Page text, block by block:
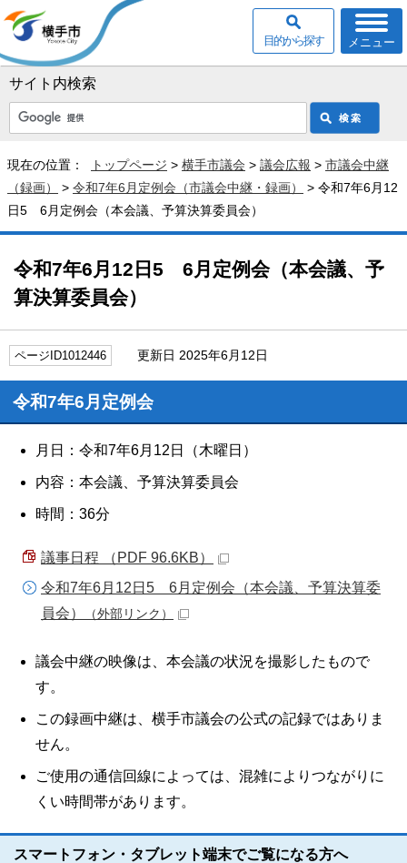
サイト内検索
メニュー
目的から探す
現在の位置： トップページ > 横手市議会 > 議会広報 > 市議会中継
（録画）
> 令和7年6月定例会（市議会中継・録画）
> 令和7年6月12
日5 6月定例会（本会議、予算決算委員会）
令和7年6月12日5 6月定例会（本会議、予
算決算委員会）
ページID1012446 更新日 2025年6月12日
令和7年6月定例会
月日：令和7年6月12日（木曜日）
内容：本会議、予算決算委員会
時間：36分
議事日程 （PDF 96.6KB）
令和7年6月12日5 6月定例会（本会議、予算決算委
員会）
（外部リンク）
議会中継の映像は、本会議の状況を撮影したもので
す。
この録画中継は、横手市議会の公式の記録ではありま
せん。
ご使用の通信回線によっては、混雑によりつながりに
くい時間帯があります。
スマートフォン・タブレット端末でご覧になる方へ